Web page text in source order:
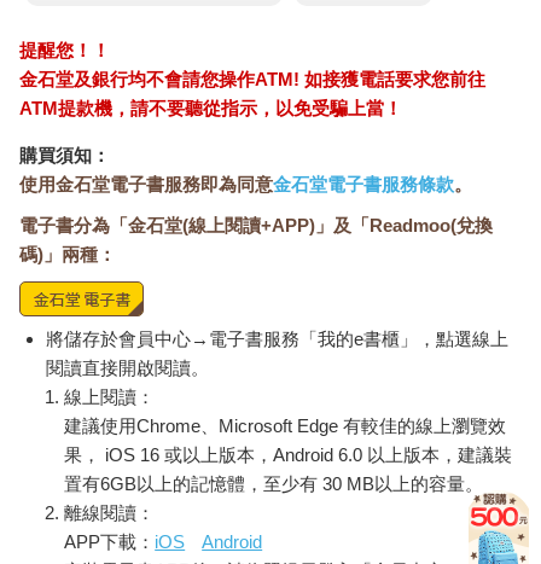
提醒您！！
金石堂及銀行均不會請您操作ATM! 如接獲電話要求您前往
ATM提款機，請不要聽從指示，以免受騙上當！
購買須知：
使用金石堂電子書服務即為同意金石堂電子書服務條款。
電子書分為「金石堂(線上閱讀+APP)」及「Readmoo(兌換
碼)」兩種：
將儲存於會員中心→電子書服務「我的e書櫃」，點選線上
閱讀直接開啟閱讀。
線上閱讀：
建議使用Chrome、Microsoft Edge 有較佳的線上瀏覽效
果， iOS 16 或以上版本，Android 6.0 以上版本，建議裝
置有6GB以上的記憶體，至少有 30 MB以上的容量。
離線閱讀：
APP下載： iOS
Android